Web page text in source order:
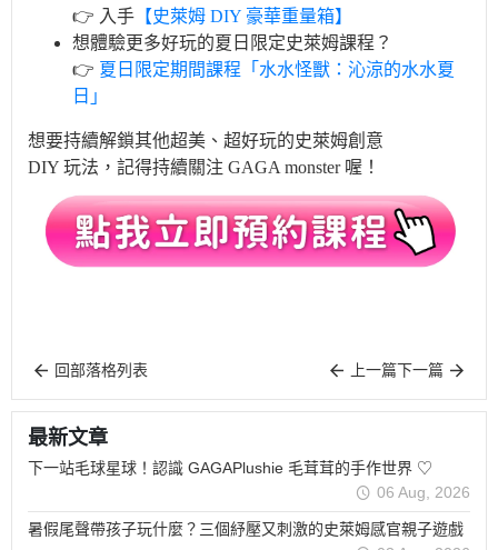
👉 入手 【史萊姆 DIY 豪華重量箱】
想體驗更多好玩的夏日限定史萊姆課程？
👉 夏日限定期間課程「水水怪獸：沁涼的水水夏
日」
想要持續解鎖其他超美、超好玩的史萊姆創意
DIY 玩法，記得持續關注 GAGA monster 喔！
回部落格列表 上一篇下一篇
最新文章
下一站毛球星球！認識 GAGAPlushie 毛茸茸的手作世界 ♡
06 Aug, 2026
暑假尾聲帶孩子玩什麼？三個紓壓又刺激的史萊姆感官親子遊戲